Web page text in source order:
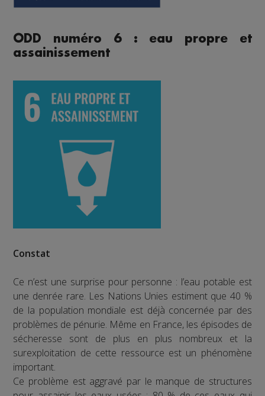
ODD numéro 6 : eau propre et
assainissement
Constat
Ce n’est une surprise pour personne : l’eau potable est
une denrée rare. Les Nations Unies estiment que 40 %
de la population mondiale est déjà concernée par des
problèmes de pénurie. Même en France, les épisodes de
sécheresse sont de plus en plus nombreux et la
surexploitation de cette ressource est un phénomène
important.
Ce problème est aggravé par le manque de structures